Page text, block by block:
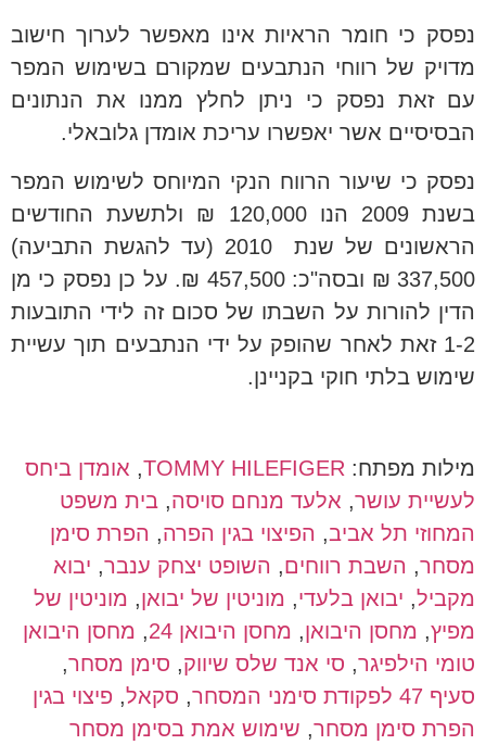
נפסק כי חומר הראיות אינו מאפשר לערוך חישוב
מדויק של רווחי הנתבעים שמקורם בשימוש המפר
עם זאת נפסק כי ניתן לחלץ ממנו את הנתונים
הבסיסיים אשר יאפשרו עריכת אומדן גלובאלי.
נפסק כי שיעור הרווח הנקי המיוחס לשימוש המפר
בשנת 2009 הנו 120,000 ₪ ולתשעת החודשים
הראשונים של שנת 2010 (עד להגשת התביעה)
337,500 ₪ ובסה"כ: 457,500 ₪. על כן נפסק כי מן
הדין להורות על השבתו של סכום זה לידי התובעות
1-2 זאת לאחר שהופק על ידי הנתבעים תוך עשיית
שימוש בלתי חוקי בקניינן.
מילות מפתח: TOMMY HILEFIGER
, אומדן ביחס
לעשיית עושר, אלעד מנחם סויסה, בית משפט
המחוזי תל אביב, הפיצוי בגין הפרה, הפרת סימן
מסחר, השבת רווחים, השופט יצחק ענבר, יבוא
מקביל, יבואן בלעדי, מוניטין של יבואן, מוניטין של
מפיץ, מחסן היבואן, מחסן היבואן 24 , מחסן היבואן
טומי הילפיגר, סי אנד שלס שיווק, סימן מסחר,
סעיף 47 לפקודת סימני המסחר
, סקאל, פיצוי בגין
הפרת סימן מסחר, שימוש אמת בסימן מסחר